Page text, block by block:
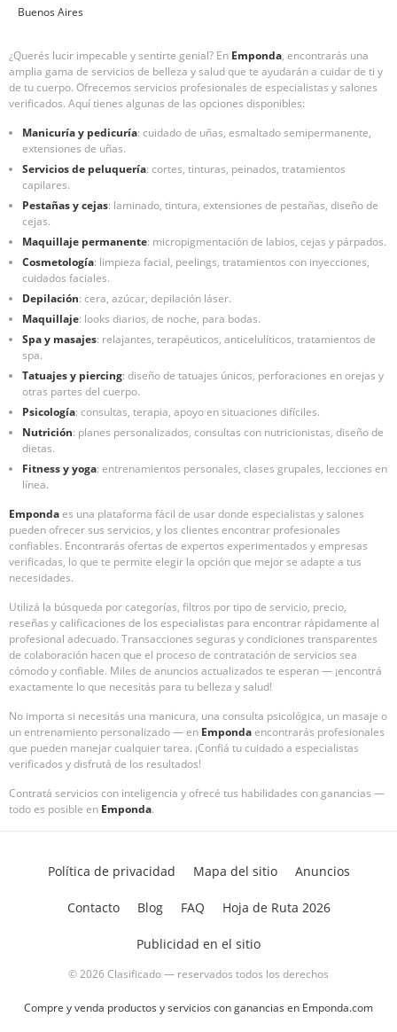
Buenos Aires
¿Querés lucir impecable y sentirte genial? En Emponda, encontrarás una
amplia gama de servicios de belleza y salud que te ayudarán a cuidar de ti y
de tu cuerpo. Ofrecemos servicios profesionales de especialistas y salones
verificados. Aquí tienes algunas de las opciones disponibles:
Manicuría y pedicuría: cuidado de uñas, esmaltado semipermanente,
extensiones de uñas.
Servicios de peluquería: cortes, tinturas, peinados, tratamientos
capilares.
Pestañas y cejas: laminado, tintura, extensiones de pestañas, diseño de
cejas.
Maquillaje permanente: micropigmentación de labios, cejas y párpados.
Cosmetología: limpieza facial, peelings, tratamientos con inyecciones,
cuidados faciales.
Depilación: cera, azúcar, depilación láser.
Maquillaje: looks diarios, de noche, para bodas.
Spa y masajes: relajantes, terapéuticos, anticelulíticos, tratamientos de
spa.
Tatuajes y piercing: diseño de tatuajes únicos, perforaciones en orejas y
otras partes del cuerpo.
Psicología: consultas, terapia, apoyo en situaciones difíciles.
Nutrición: planes personalizados, consultas con nutricionistas, diseño de
dietas.
Fitness y yoga: entrenamientos personales, clases grupales, lecciones en
línea.
Empondaes una plataforma fácil de usar donde especialistas y salones
pueden ofrecer sus servicios, y los clientes encontrar profesionales
confiables. Encontrarás ofertas de expertos experimentados y empresas
verificadas, lo que te permite elegir la opción que mejor se adapte a tus
necesidades.
Utilizá la búsqueda por categorías, filtros por tipo de servicio, precio,
reseñas y calificaciones de los especialistas para encontrar rápidamente al
profesional adecuado. Transacciones seguras y condiciones transparentes
de colaboración hacen que el proceso de contratación de servicios sea
cómodo y confiable. Miles de anuncios actualizados te esperan — ¡encontrá
exactamente lo que necesitás para tu belleza y salud!
No importa si necesitás una manicura, una consulta psicológica, un masaje o
un entrenamiento personalizado — en Empondaencontrarás profesionales
que pueden manejar cualquier tarea. ¡Confiá tu cuidado a especialistas
verificados y disfrutá de los resultados!
Contratá servicios con inteligencia y ofrecé tus habilidades con ganancias —
todo es posible en Emponda.
© 2026 Clasificado — reservados todos los derechos
Política de privacidad Mapa del sitio Anuncios
Contacto Blog FAQ Hoja de Ruta 2026
Publicidad en el sitio
Compre y venda productos y servicios con ganancias en Emponda.com